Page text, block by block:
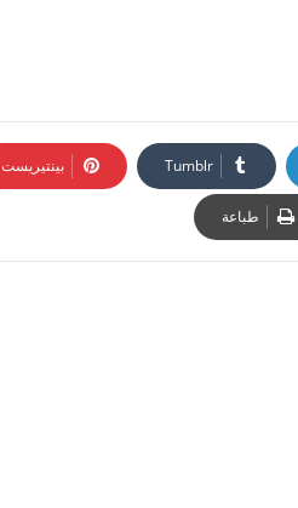
بينتيريست
طباعة